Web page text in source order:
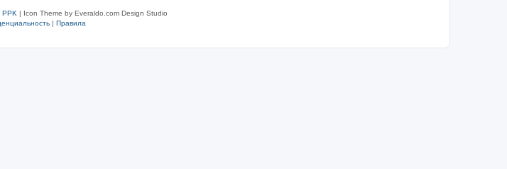
PPK | Icon Theme by Everaldo.com Design Studio
| Правила